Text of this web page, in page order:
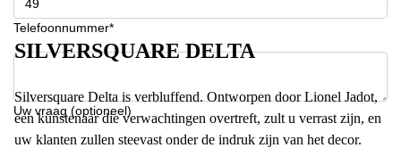
Telefoonnummer*
Uw vraag (optioneel)
SILVERSQUARE DELTA
Silversquare Delta is verbluffend. Ontworpen door Lionel Jadot,
een kunstenaar die verwachtingen overtreft, zult u verrast zijn, en
uw klanten zullen steevast onder de indruk zijn van het decor.